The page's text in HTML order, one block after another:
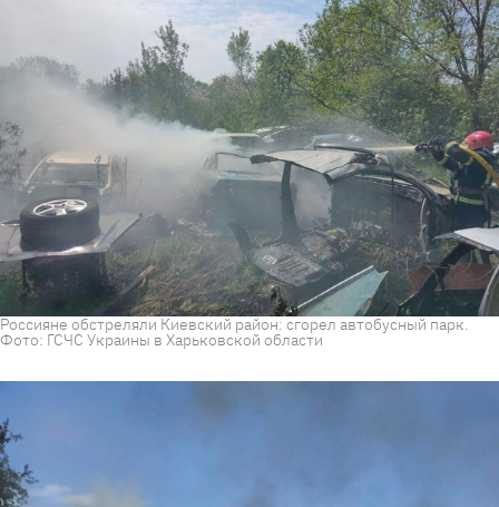
Россияне обстреляли Киевский район: сгорел автобусный парк.
Фото: ГСЧС Украины в Харьковской области